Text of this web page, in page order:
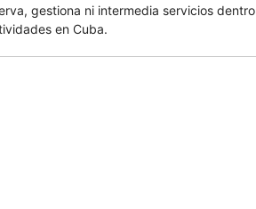
gestiona ni intermedia servicios dentro
en Cuba.